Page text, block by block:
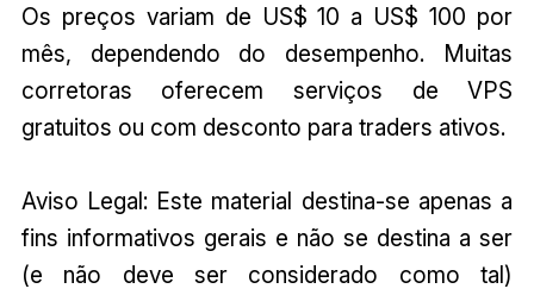
Os preços variam de US$ 10 a US$ 100 por
mês, dependendo do desempenho. Muitas
corretoras oferecem serviços de VPS
gratuitos ou com desconto para traders ativos.
Aviso Legal: Este material destina-se apenas a
fins informativos gerais e não se destina a ser
(e não deve ser considerado como tal)